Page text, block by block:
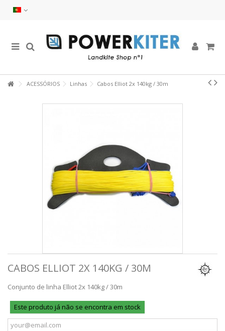
ACESSÓRIOS Linhas Cabos Elliot 2x 140kg / 30m
CABOS ELLIOT 2X 140KG / 30M
Conjunto de linha Elliot 2x 140kg / 30m
Este produto já não se encontra em stock